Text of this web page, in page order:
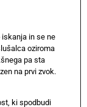
in se ne
oziroma
pa sta
na prvi zvok.
ki spodbudi